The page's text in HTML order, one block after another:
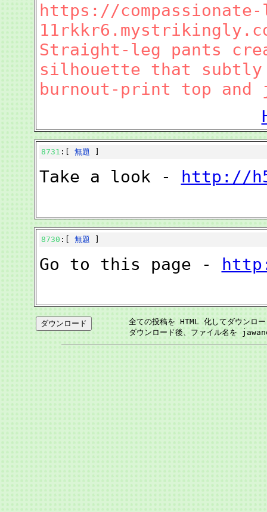
https://
Straight-leg pants
silhouette that subtly
burnout-print top and
8731 :[ 無題
Take a look - http://
8730 :[ 無題
Go to this page -
全ての投稿を HTML 化してダウンロ
ダウンロード後、ファイル名を